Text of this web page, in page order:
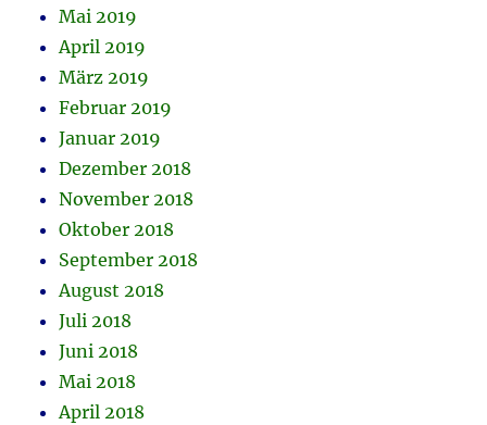
Mai 2019
April 2019
März 2019
Februar 2019
Januar 2019
Dezember 2018
November 2018
Oktober 2018
September 2018
August 2018
Juli 2018
Juni 2018
Mai 2018
April 2018